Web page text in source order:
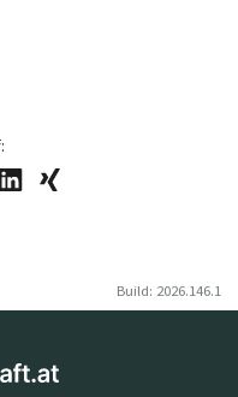
Build: 2026.146.1